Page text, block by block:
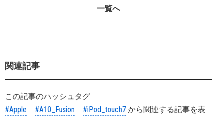
一覧へ
関連記事
この記事のハッシュタグ
#Apple
#A10_Fusion #iPod_touch7 から関連する記事を表